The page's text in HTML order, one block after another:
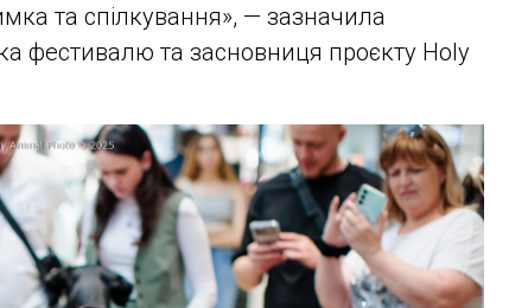
та спілкування», — зазначила
фестивалю та засновниця проєкту Holy